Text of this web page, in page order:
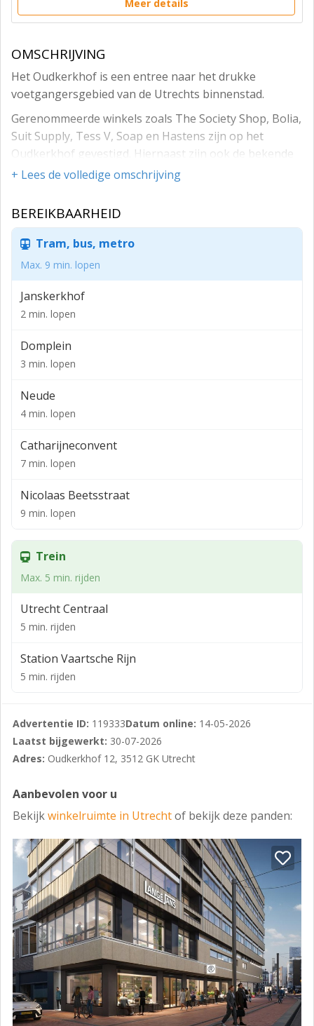
Meer details
OMSCHRIJVING
Het Oudkerkhof is een entree naar het drukke
voetgangersgebied van de Utrechts binnenstad.
Gerenommeerde winkels zoals The Society Shop, Bolia,
Suit Supply, Tess V, Soap en Hastens zijn op het
Oudkerkhof gevestigd. Hiernaast zijn ook de bekende
horecagelegenheden Loetje, Dikke Dries en San Siro in
De winkel is gelegen aan de rand van het
voetgangersgebied en is tevens bereikbaar met de
auto. In de straat is sprake van betaald parkeren en
diverse parkeergarages zijn op loopafstand gelegen.
Vloeroppervlak (BVO)
- begane grond: ca. 56 m²
- 1e verdieping: ca. 49 m²
- 2e verdieping: ca. 47 m²
- zolder: ca. 16 m²
Frontbreedte
ca. 3 meter (bruto)
Opleveringsniveau
staat opgeleverd voorzien van o.a.:
- toilet
- CV installatie
- airconditioning
Huurprijs
€ 3.650,- per maand exclusief BTW
Servicekosten
eigen aansluiting voor elektriciteit, gas en water.
Huurtermijn
In overleg.
Huurbetaling
Per maand vooruit.
Zekerheidsstelling
Een waarborgsom ter grootte van 3 maanden bruto
betalingsverplichting.
Indexering
Jaarlijks, voor het eerst één jaar na huuringangsdatum,
op basis van de wijziging van het jaarindexcijfer
volgens de consumentenprijsindex (CPI), reeks voor
alle huishoudens (2025=100), gepubliceerd door het
Centraal Bureau voor de Statistiek (CBS).
+ Lees de volledige omschrijving
BEREIKBAARHEID
Tram, bus, metro
Max. 9 min. lopen
Janskerkhof
2 min. lopen
Domplein
3 min. lopen
Neude
4 min. lopen
Catharijneconvent
7 min. lopen
Nicolaas Beetsstraat
9 min. lopen
Trein
Max. 5 min. rijden
Utrecht Centraal
5 min. rijden
Station Vaartsche Rijn
5 min. rijden
Advertentie ID: 119333Datum online: 14-05-2026
Laatst bijgewerkt: 30-07-2026
Adres: Oudkerkhof 12, 3512 GK Utrecht
Aanbevolen voor u
Bekijkwinkelruimte in Utrechtof bekijk deze panden: